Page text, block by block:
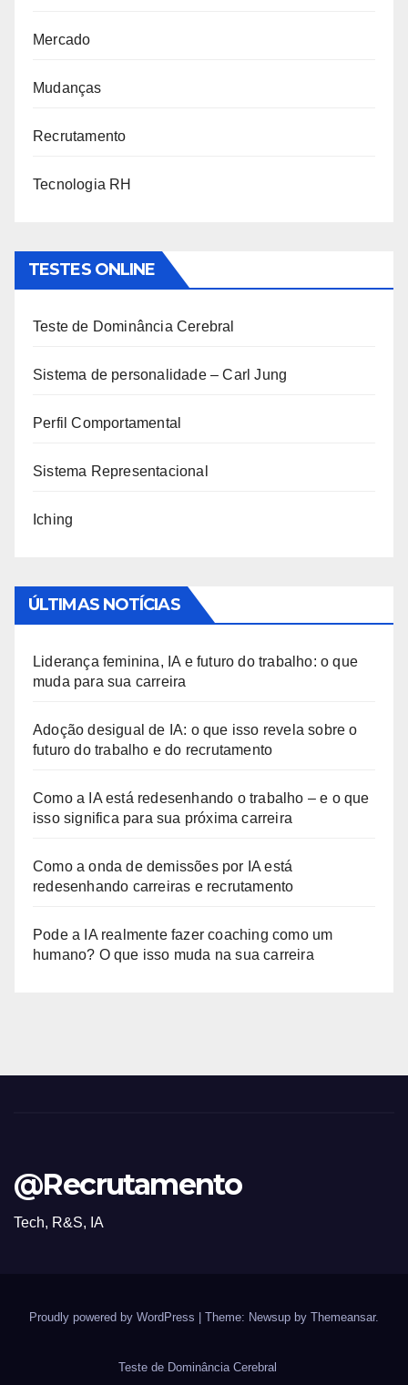
Mercado
Mudanças
Recrutamento
Tecnologia RH
TESTES ONLINE
Teste de Dominância Cerebral
Sistema de personalidade – Carl Jung
Perfil Comportamental
Sistema Representacional
Iching
ÚLTIMAS NOTÍCIAS
Liderança feminina, IA e futuro do trabalho: o que
muda para sua carreira
Adoção desigual de IA: o que isso revela sobre o
futuro do trabalho e do recrutamento
Como a IA está redesenhando o trabalho – e o que
isso significa para sua próxima carreira
Como a onda de demissões por IA está
redesenhando carreiras e recrutamento
Pode a IA realmente fazer coaching como um
humano? O que isso muda na sua carreira
@Recrutamento
Tech, R&S, IA
Proudly powered by WordPress Theme: Newsup by Themeansar.
Teste de Dominância Cerebral